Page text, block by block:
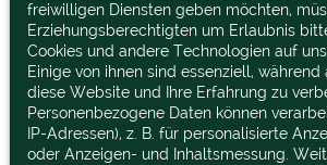
freiwilligen Diensten geben möchten,
Erziehungsberechtigten um Erlaubnis
Cookies und andere Technologien auf
Einige von ihnen sind essenziell, während
diese Website und Ihre Erfahrung zu
Personenbezogene Daten können
IP-Adressen), z. B. für personalisierte
oder Anzeigen- und Inhaltsmessung.